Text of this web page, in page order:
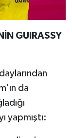
GUIRASSY
da
yapmıştı: